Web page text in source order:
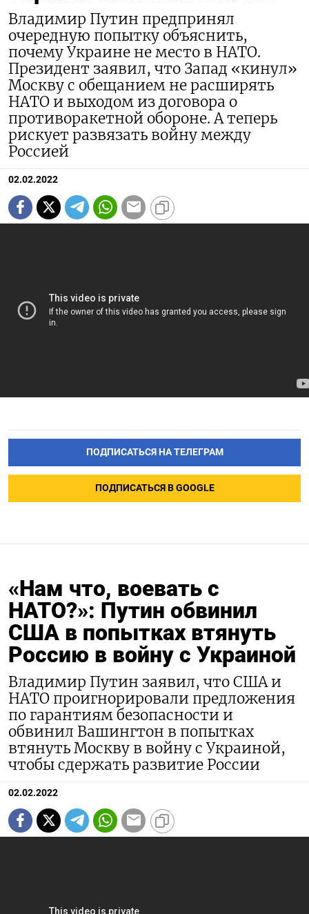
Владимир Путин предпринял
очередную попытку объяснить,
почему Украине не место в НАТО.
Президент заявил, что Запад «кинул»
Москву с обещанием не расширять
НАТО и выходом из договора о
противоракетной обороне. А теперь
рискует развязать войну между
Россией
02.02.2022
ПОДПИСАТЬСЯ НА ТЕЛЕГРАМ
ПОДПИСАТЬСЯ В GOOGLE
«Нам что, воевать с
НАТО?»: Путин обвинил
США в попытках втянуть
Россию в войну с Украиной
Владимир Путин заявил, что США и
НАТО проигнорировали предложения
по гарантиям безопасности и
обвинил Вашингтон в попытках
втянуть Москву в войну с Украиной,
чтобы сдержать развитие России
02.02.2022